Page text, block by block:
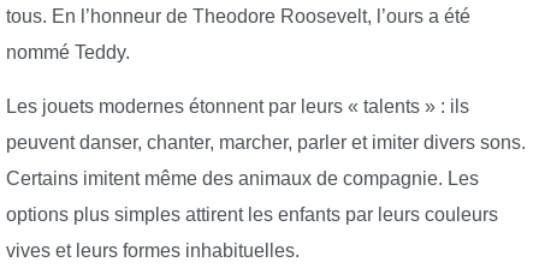
tous. En l’honneur de Theodore Roosevelt, l’ours a été
nommé Teddy.
Les jouets modernes étonnent par leurs « talents » : ils
peuvent danser, chanter, marcher, parler et imiter divers sons.
Certains imitent même des animaux de compagnie. Les
options plus simples attirent les enfants par leurs couleurs
vives et leurs formes inhabituelles.